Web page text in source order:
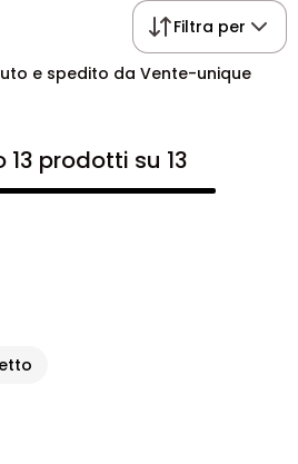
Filtra per
e spedito da Vente-unique
13 prodotti su 13